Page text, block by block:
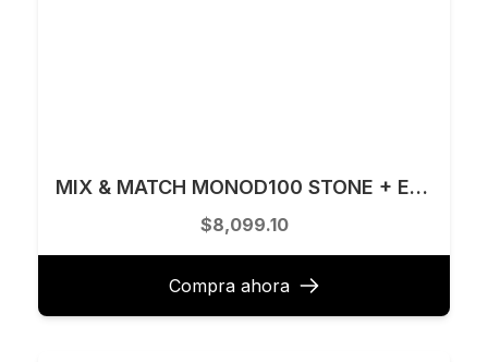
MIX & MATCH MONOD100 STONE + EA64 NEGRA + ACCESORIOS MIX&MATCH5
$8,099.10
Compra ahora